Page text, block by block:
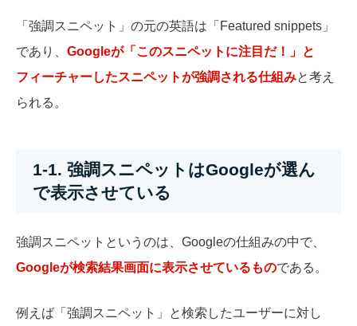
「強調スニペット」の元の英語は「Featured snippets」
であり、 Googleが「このスニペットに注目だ！」と
フィーチャーしたスニペットが強調される仕組みと考え
られる。
1-1. 強調スニペットはGoogleが選ん
で表示させている
強調スニペットというのは、Googleの仕組みの中で、
Googleが検索結果画面に表示させているものである。
例えば「強調スニペット」と検索したユーザーに対し